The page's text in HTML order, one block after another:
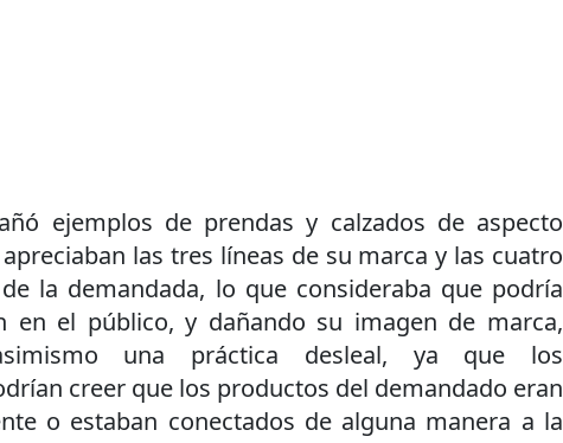
ejemplos de prendas y calzados de aspecto
las tres líneas de su marca y las cuatro
la demandada, lo que consideraba que podría
en el público, y dañando su imagen de marca,
una práctica desleal, ya que los
creer que los productos del demandado eran
o estaban conectados de alguna manera a la